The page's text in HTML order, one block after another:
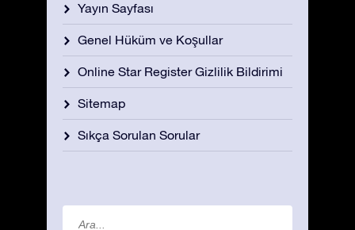
Yayın Sayfası
Genel Hüküm ve Koşullar
Online Star Register Gizlilik Bildirimi
Sitemap
Sıkça Sorulan Sorular